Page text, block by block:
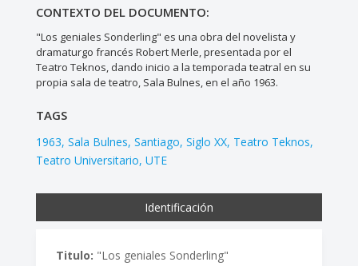
CONTEXTO DEL DOCUMENTO:
"Los geniales Sonderling" es una obra del novelista y
dramaturgo francés Robert Merle, presentada por el
Teatro Teknos, dando inicio a la temporada teatral en su
propia sala de teatro, Sala Bulnes, en el año 1963.
TAGS
1963 Sala Bulnes Santiago Siglo XX Teatro Teknos
Teatro Universitario UTE
Identificación
Titulo: "Los geniales Sonderling"